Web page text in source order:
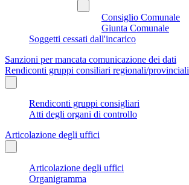
Consiglio Comunale
Giunta Comunale
Soggetti cessati dall'incarico
Sanzioni per mancata comunicazione dei dati
Rendiconti gruppi consiliari regionali/provinciali
Rendiconti gruppi consigliari
Atti degli organi di controllo
Articolazione degli uffici
Articolazione degli uffici
Organigramma